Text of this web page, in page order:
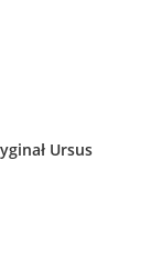
Ursus